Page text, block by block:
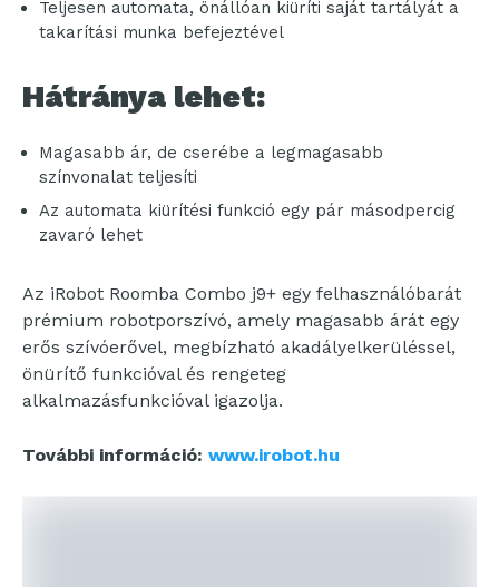
Teljesen automata, önállóan kiüríti saját tartályát a
takarítási munka befejeztével
Hátránya lehet:
Magasabb ár, de cserébe a legmagasabb
színvonalat teljesíti
Az automata kiürítési funkció egy pár másodpercig
zavaró lehet
Az iRobot Roomba Combo j9+ egy felhasználóbarát
prémium robotporszívó, amely magasabb árát egy
erős szívóerővel, megbízható akadályelkerüléssel,
önürítő funkcióval és rengeteg
alkalmazásfunkcióval igazolja.
További információ: www.irobot.hu